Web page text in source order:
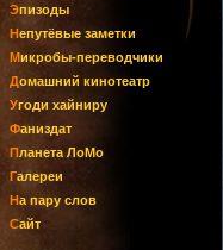
Эпизоды
Непутёвые заметки
Микробы-переводчики
Домашний кинотеатр
Угоди хайниру
Фаниздат
Планета ЛоМо
Галереи
На пару слов
Сайт